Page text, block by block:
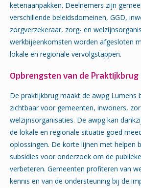
ketenaanpakken. Deelnemers zijn
verschillende beleidsdomeinen, GGD,
zorgverzekeraar, zorg- en
werkbijeenkomsten worden afgesloten
lokale en regionale vervolgstappen.
Opbrengsten van de Praktijkbrug
De praktijkbrug maakt de awpg Lumens
zichtbaar voor gemeenten, inwoners,
welzijnsorganisaties. De awpg kan
de lokale en regionale situatie goed
oplossingen. De korte lijnen met helpen
subsidies voor onderzoek om de
verbeteren. Gemeenten profiteren van
kennis en van de ondersteuning bij de